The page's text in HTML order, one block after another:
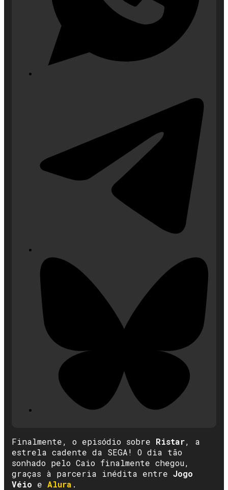
Finalmente, o episódio sobre Ristar, a
estrela cadente da SEGA! O dia tão
sonhado pelo Caio finalmente chegou,
graças à parceria inédita entre Jogo
Véio e Alura .